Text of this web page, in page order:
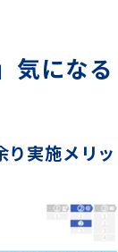
気になる
り実施メリッ